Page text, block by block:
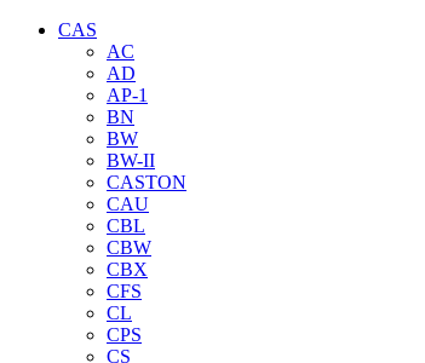
CAS
AC
AD
AP-1
BN
BW
BW-II
CASTON
CAU
CBL
CBW
CBX
CFS
CL
CPS
CS